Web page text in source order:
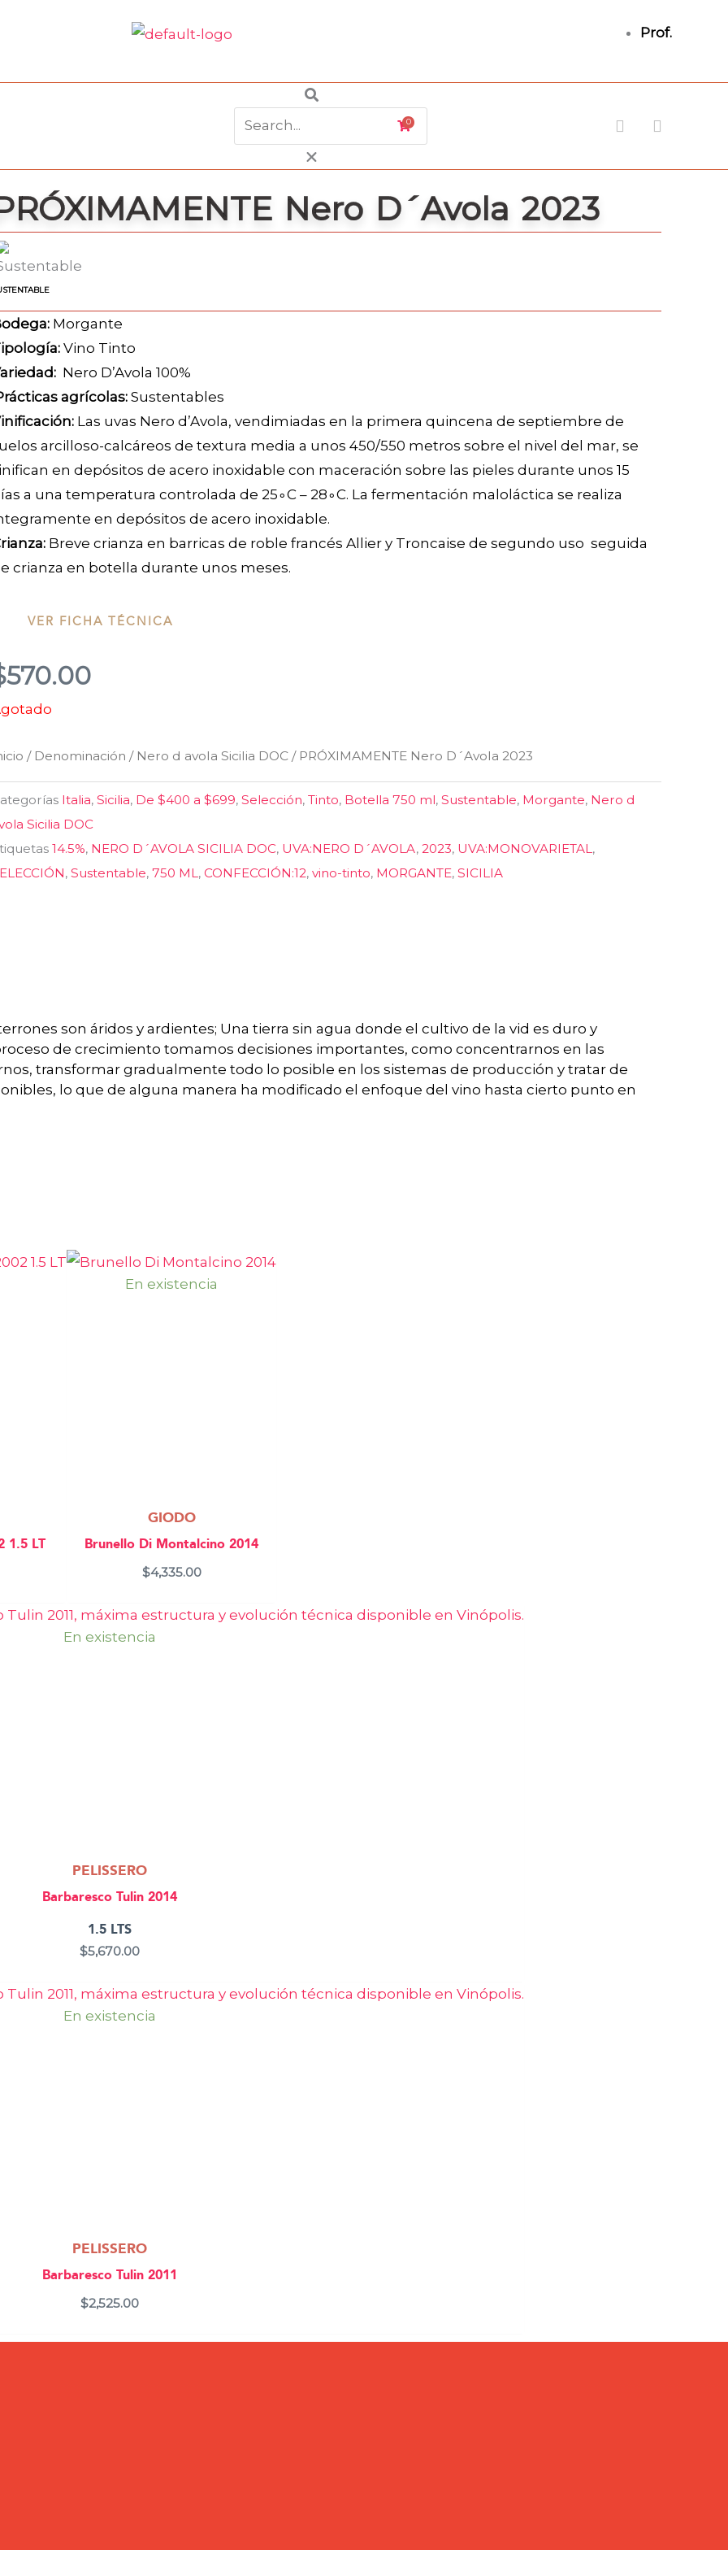
Prof.
0 Facebook
Nero D´Avola 2023
Morgante
Vino Tinto
Nero D’Avola 100%
agrícolas: Sustentables
Las uvas Nero d’Avola, vendimiadas en la primera quincena de septiembre de
arcilloso-calcáreos de textura media a unos 450/550 metros sobre el nivel del mar, se
en depósitos de acero inoxidable con maceración sobre las pieles durante unos 15
a una temperatura controlada de25∘C –28∘C. La fermentación maloláctica se realiza
en depósitos de acero inoxidable.
Breve crianza en barricas de roble francés Allier y Troncaise de segundo uso seguida
crianza en botella durante unos meses.
VER FICHA TÉCNICA
570.00
/ Denominación / Nero d avola Sicilia DOC / PRÓXIMAMENTE Nero D´Avola 2023
Italia,Sicilia, De $400 a $699,Selección,Tinto, Botella 750 ml,Sustentable, Morgante, Nero d
Sicilia DOC
14.5%, NERO D´AVOLA SICILIA DOC, UVA:NERO D´AVOLA,2023, UVA:MONOVARIETAL,
,Sustentable,750 ML,CONFECCIÓN:12,vino-tinto, MORGANTE,SICILIA
son áridos y ardientes; Una tierra sin agua donde el cultivo de la vid es duro y
de crecimiento tomamos decisiones importantes, como concentrarnos en las
transformar gradualmente todo lo posible en los sistemas de producción y tratar de
lo que de alguna manera ha modificado el enfoque del vino hasta cierto punto en
1.5 LT
En existencia
GIODO
Brunello Di Montalcino 2014
$4,335.00
En existencia
PELISSERO
Barbaresco Tulin 2014
1.5 LTS
$5,670.00
En existencia
PELISSERO
Barbaresco Tulin 2011
$2,525.00